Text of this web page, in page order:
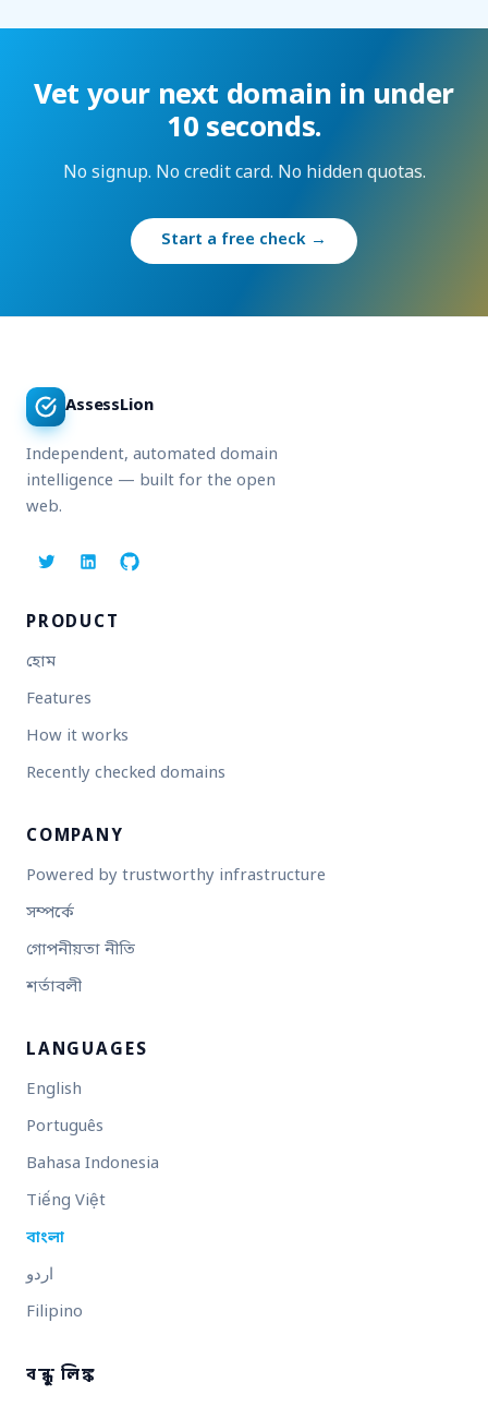
Vet your next domain in under
10 seconds.
No signup. No credit card. No hidden quotas.
Start a free check →
AssessLion
Independent, automated domain
intelligence — built for the open
web.
PRODUCT
হোম
Features
How it works
Recently checked domains
COMPANY
Powered by trustworthy infrastructure
সম্পর্কে
গোপনীয়তা নীতি
শর্তাবলী
LANGUAGES
English
Português
Bahasa Indonesia
Tiếng Việt
বাংলা
اردو
Filipino
বন্ধু লিঙ্ক